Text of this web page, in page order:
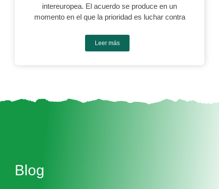
intereuropea. El acuerdo se produce en un
momento en el que la prioridad es luchar contra
Leer más
Blog